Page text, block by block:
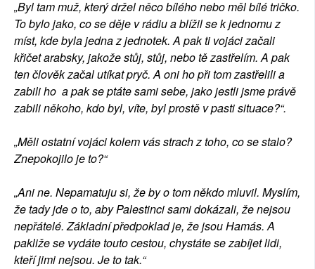
„Byl tam muž, který držel něco bílého nebo měl bílé tričko.
To bylo jako, co se děje v rádiu a blížil se k jednomu z
míst, kde byla jedna z jednotek. A pak ti vojáci začali
křičet arabsky, jakože stůj, stůj, nebo tě zastřelím. A pak
ten člověk začal utíkat pryč. A oni ho při tom zastřelili a
zabili ho a pak se ptáte sami sebe, jako jestli jsme právě
zabili někoho, kdo byl, víte, byl prostě v pasti situace?“.
„Měli ostatní vojáci kolem vás strach z toho, co se stalo?
Znepokojilo je to?“
„Ani ne. Nepamatuju si, že by o tom někdo mluvil. Myslím,
že tady jde o to, aby Palestinci sami dokázali, že nejsou
nepřátelé. Základní předpoklad je, že jsou Hamás. A
pakliže se vydáte touto cestou, chystáte se zabíjet lidi,
kteří jimi nejsou. Je to tak.“